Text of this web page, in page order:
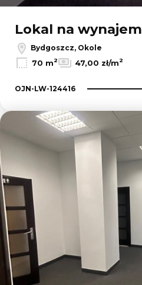
Lokal na wynajem
Bydgoszcz, Okole
70 m2 47,00 zł/m2
OJN-LW-124416